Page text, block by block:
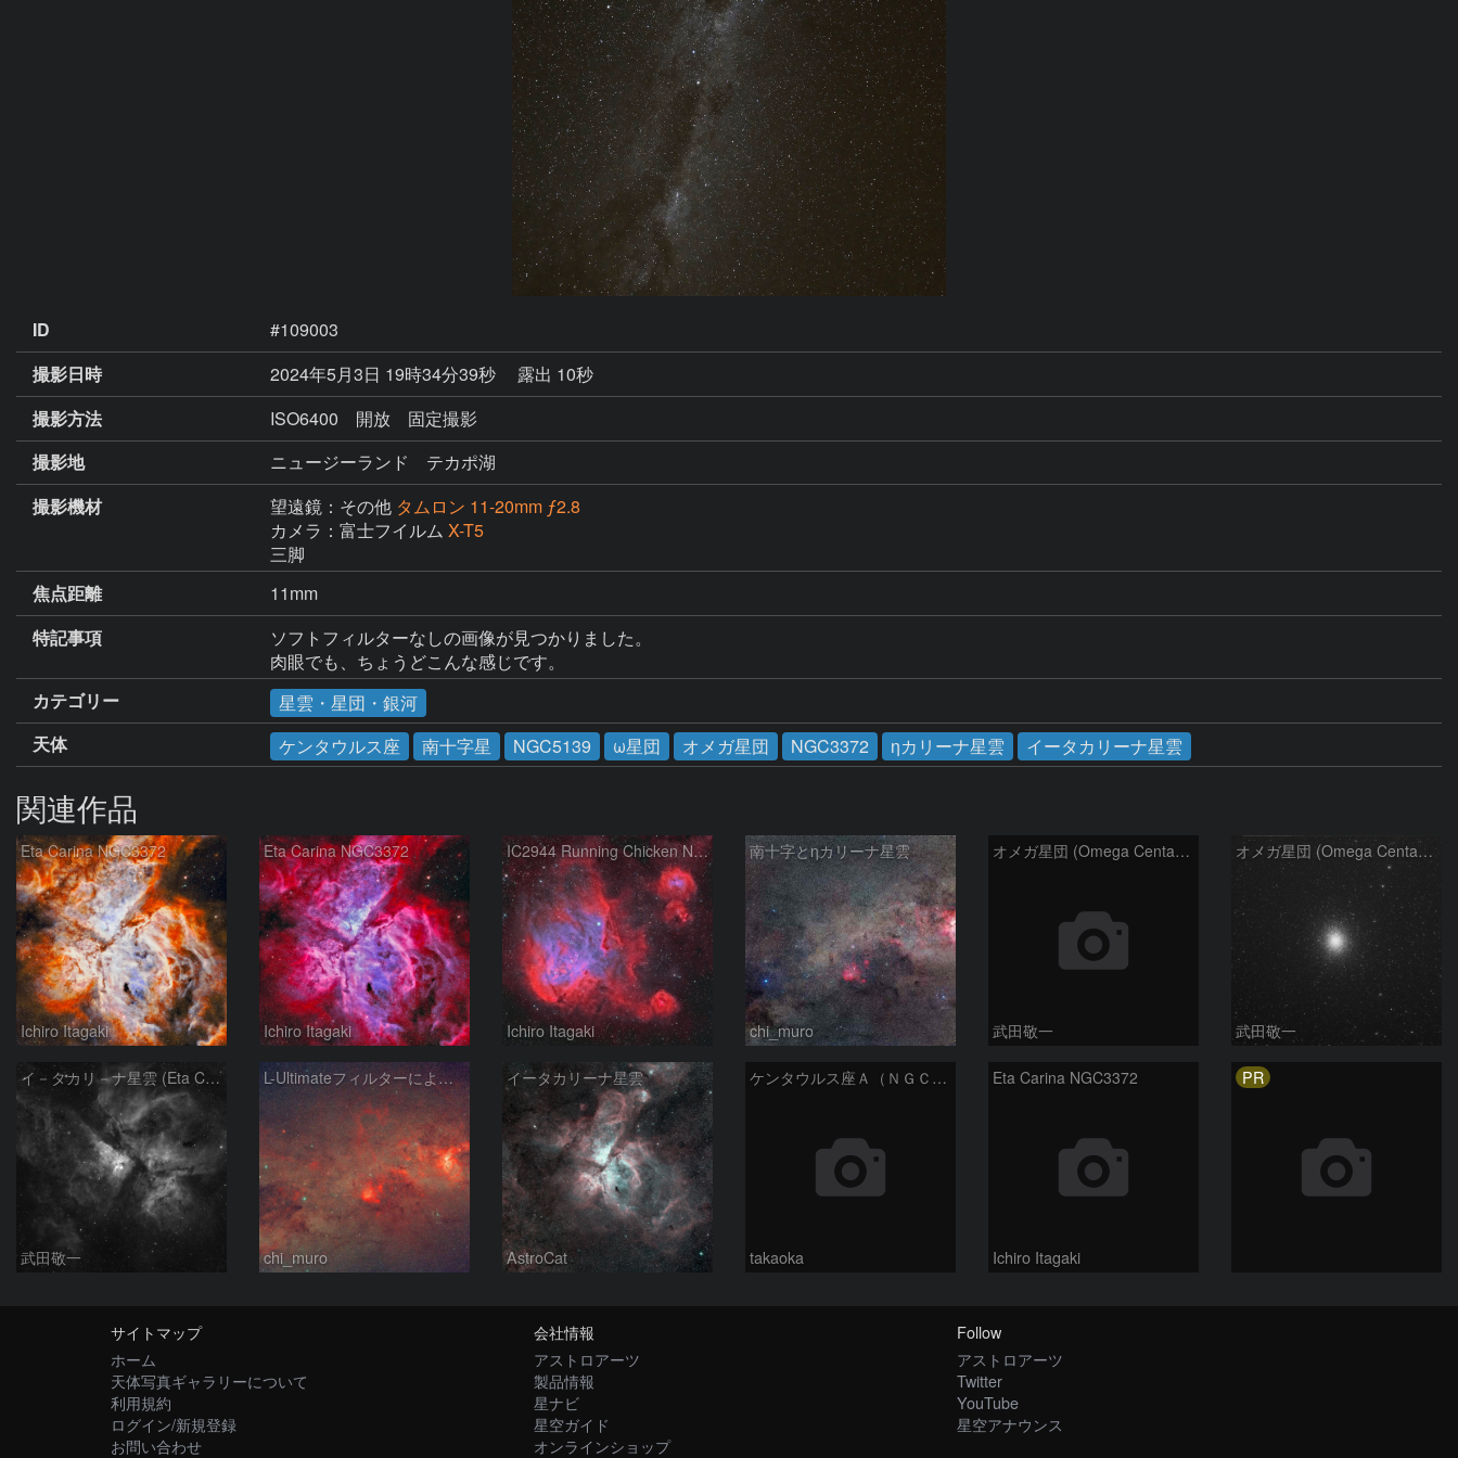
ID
#109003
撮影日時
2024年5月3日 19時34分39秒
露出 10秒
撮影方法
ISO6400 開放 固定撮影
撮影地
ニュージーランド テカポ湖
撮影機材
望遠鏡：その他 タムロン 11-20mm ƒ2.8
カメラ：富士フイルム X-T5
三脚
焦点距離
11mm
特記事項
ソフトフィルターなしの画像が見つかりました。
肉眼でも、ちょうどこんな感じです。
カテゴリー
星雲・星団・銀河
天体
ケンタウルス座 南十字星 NGC5139 ω星団 オメガ星団 NGC3372 ηカリーナ星雲 イータカリーナ星雲
関連作品
Eta Carina NGC3372
Ichiro Itagaki
Eta Carina NGC3372
Ichiro Itagaki
IC2944 Running Chicken Nebula
Ichiro Itagaki
南十字とηカリーナ星雲
chi_muro
オメガ星団 (Omega Centauri)
武田敬一
オメガ星団 (Omega Centauri)
武田敬一
イ－タカリ－ナ星雲 (Eta Carinae Nebula)
武田敬一
L-Ultimateフィルターによる南十字～エータカリーナ星雲付近
chi_muro
イータカリーナ星雲
AstroCat
ケンタウルス座Ａ（ＮＧＣ５１２８）とオメガ星団
takaoka
Eta Carina NGC3372
Ichiro Itagaki
PR
サイトマップ
ホーム
天体写真ギャラリーについて
利用規約
ログイン/新規登録
お問い合わせ
会社情報
アストロアーツ
製品情報
星ナビ
星空ガイド
オンラインショップ
Follow
アストロアーツ
Twitter
YouTube
星空アナウンス